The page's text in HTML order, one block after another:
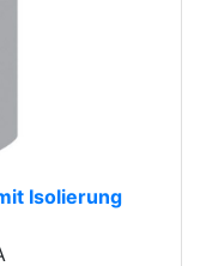
Isolierung